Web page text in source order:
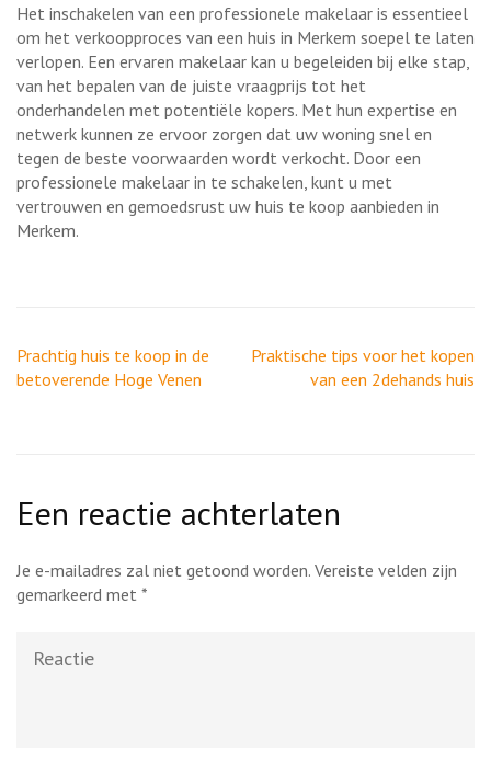
Het inschakelen van een professionele makelaar is essentieel
om het verkoopproces van een huis in Merkem soepel te laten
verlopen. Een ervaren makelaar kan u begeleiden bij elke stap,
van het bepalen van de juiste vraagprijs tot het
onderhandelen met potentiële kopers. Met hun expertise en
netwerk kunnen ze ervoor zorgen dat uw woning snel en
tegen de beste voorwaarden wordt verkocht. Door een
professionele makelaar in te schakelen, kunt u met
vertrouwen en gemoedsrust uw huis te koop aanbieden in
Merkem.
Berichtnavigatie
Prachtig huis te koop in de
betoverende Hoge Venen
Praktische tips voor het kopen
van een 2dehands huis
Een reactie achterlaten
Je e-mailadres zal niet getoond worden. Vereiste velden zijn
gemarkeerd met *